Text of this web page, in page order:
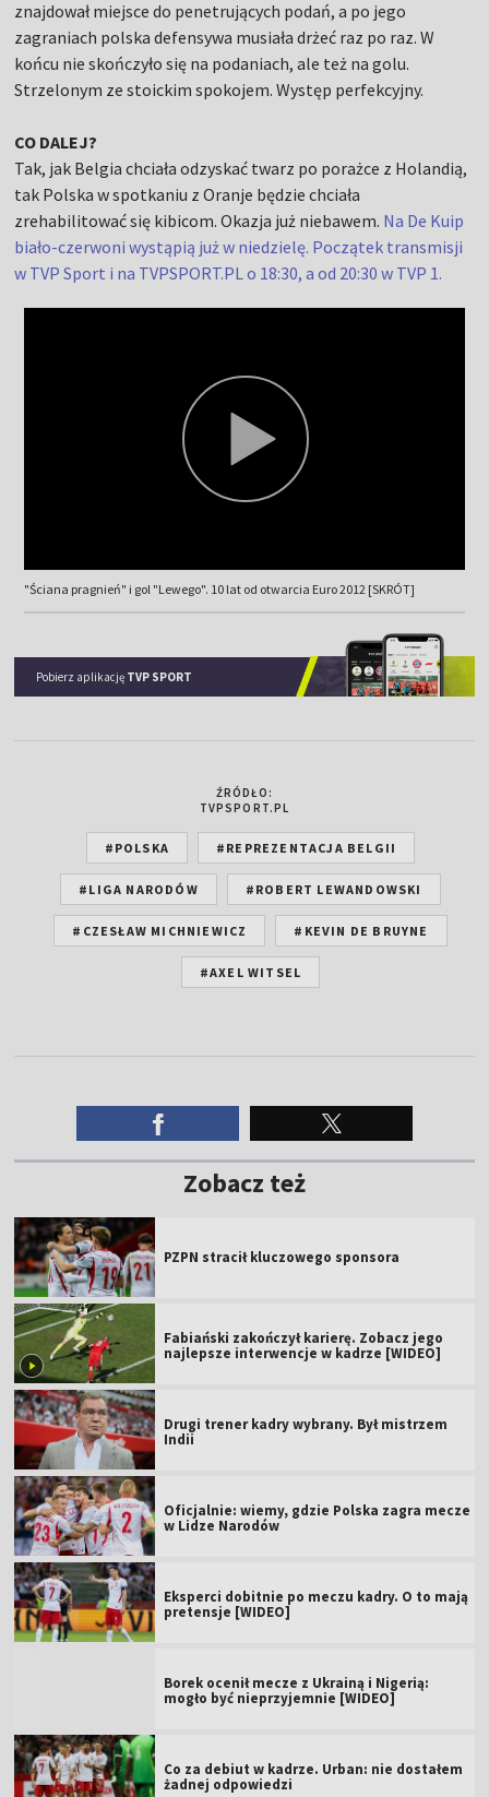
znajdował miejsce do penetrujących podań, a po jego
zagraniach polska defensywa musiała drżeć raz po raz. W
końcu nie skończyło się na podaniach, ale też na golu.
Strzelonym ze stoickim spokojem. Występ perfekcyjny.
CO DALEJ?
Tak, jak Belgia chciała odzyskać twarz po porażce z Holandią,
tak Polska w spotkaniu z Oranje będzie chciała
zrehabilitować się kibicom. Okazja już niebawem. Na De Kuip
biało-czerwoni wystąpią już w niedzielę. Początek transmisji
w TVP Sport i na TVPSPORT.PL o 18:30, a od 20:30 w TVP 1.
"Ściana pragnień" i gol "Lewego". 10 lat od otwarcia Euro 2012 [SKRÓT]
Pobierz aplikację TVP SPORT
ŹRÓDŁO:
TVPSPORT.PL
#POLSKA #REPREZENTACJA BELGII
#LIGA NARODÓW #ROBERT LEWANDOWSKI
#CZESŁAW MICHNIEWICZ #KEVIN DE BRUYNE
#AXEL WITSEL
Zobacz też
PZPN stracił kluczowego sponsora
Fabiański zakończył karierę. Zobacz jego
najlepsze interwencje w kadrze [WIDEO]
Drugi trener kadry wybrany. Był mistrzem
Indii
Oficjalnie: wiemy, gdzie Polska zagra mecze
w Lidze Narodów
Eksperci dobitnie po meczu kadry. O to mają
pretensje [WIDEO]
Borek ocenił mecze z Ukrainą i Nigerią:
mogło być nieprzyjemnie [WIDEO]
Co za debiut w kadrze. Urban: nie dostałem
żadnej odpowiedzi